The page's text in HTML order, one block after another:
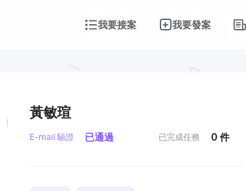
我要接案 我要發案
黃敏瑄
E-mail 驗證 已通過 已完成任務 0 件